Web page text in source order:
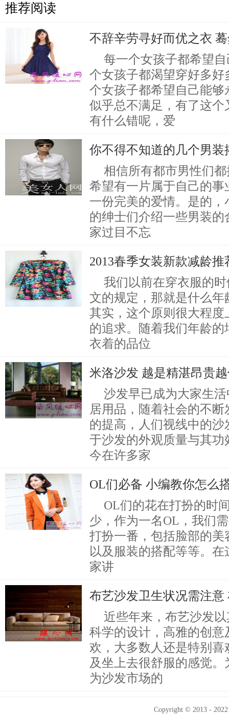
推荐阅读
不辞辛劳寻好而优之衣
每一个女孩子都希望
个女孩子都渴望穿好多
个女孩子都希望自己能
似乎总不满足，有了这
有什么错呢，爱
你不得不知道的几个男装
相信所有都市男性们
希望有一片属于自己的
一份完美的爱情。是的
的绅士们介绍一些男装
家过目不忘
2013春季女装新款减龄推
我们以前在穿衣服的
文的规定，那就是什么
其实，这个原则很大程
的追求。随着我们年龄
衣着的品位
米洛沙发 越是精湛昂贵
沙发早已成为大家生
居用品，随着社会的不
的提高，人们视线中的
于沙发的外观质量与其
今在许多家
OL们必备 小编教你怎么
OL们的花在打扮的时
少，作为一名OL，我们
打扮一番，包括脸部的
以及服装的搭配等等。
家讲
布艺沙发卫生状况需注意
近些年来，布艺沙发
科学的设计，高雅的创
欢，大多数人还是特别
及坐上去很舒服的感觉
为沙发市场的
Copyright © 2013 -